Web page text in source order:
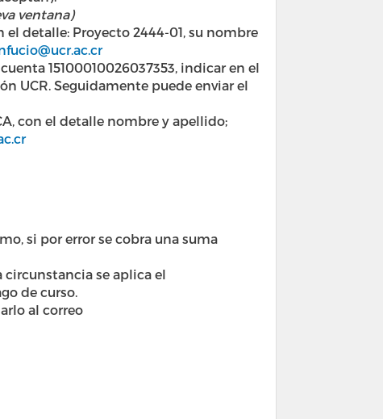
ventana)
detalle: Proyecto 2444-01, su nombre
15100010026037353, indicar en el
UCR. Seguidamente puede enviar el
con el detalle nombre y apellido;
si por error se cobra una suma
se aplica el
de curso.
al correo